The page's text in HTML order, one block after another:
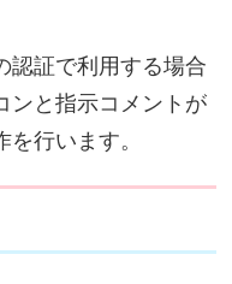
認証で利用する場合
ンと指示コメントが
行います。